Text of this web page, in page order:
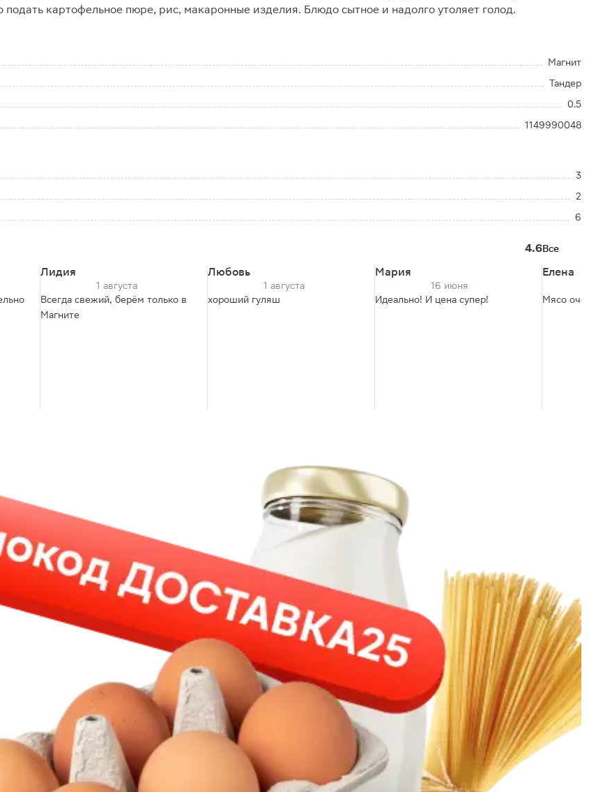
картофельное пюре, рис, макаронные изделия. Блюдо сытное и надолго утоляет голод.
Магнит
Тандер
0.5
1149990048
3
2
6
4.6Все
Лидия
1 августа
Всегда свежий, берём только в
Магните
Любовь
1 августа
хороший гуляш
Мария
16 июня
Идеально! И цена супер!
Елена
Мясо очень